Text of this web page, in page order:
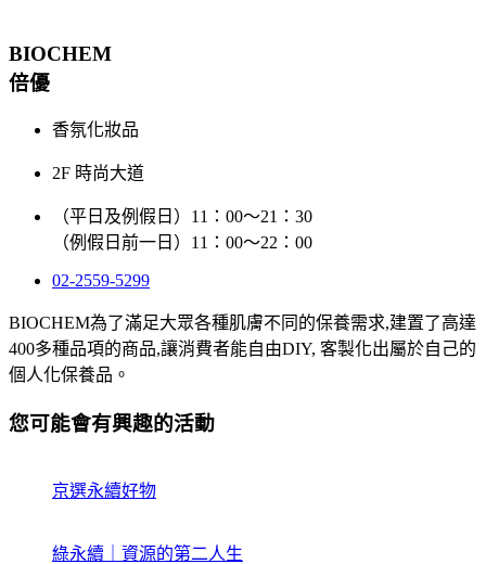
BIOCHEM
倍優
香氛化妝品
2F 時尚大道
（平日及例假日）11：00～21：30
（例假日前一日）11：00～22：00
02-2559-5299
BIOCHEM為了滿足大眾各種肌膚不同的保養需求,建置了高達
400多種品項的商品,讓消費者能自由DIY, 客製化出屬於自己的
個人化保養品。
您可能會有興趣的活動
京選永續好物
綠永續｜資源的第二人生